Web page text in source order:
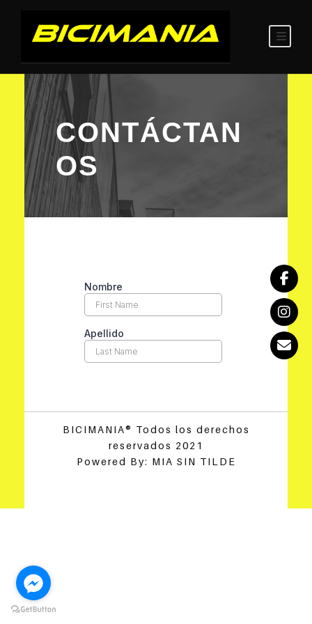
CONTÁCTAN
OS
BICIMANIA® Todos los derechos
reservados 2021
Powered By: MIA SIN TILDE